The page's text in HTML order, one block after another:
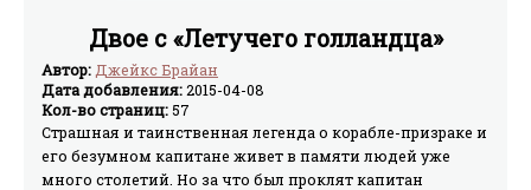
Двое с «Летучего голландца»
Автор: Джейкс Брайан
Дата добавления:2015-04-08
Кол-во страниц: 57
Страшная и таинственная легенда о корабле-призраке и
его безумном капитане живет в памяти людей уже
много столетий. Но за что был проклят капитан